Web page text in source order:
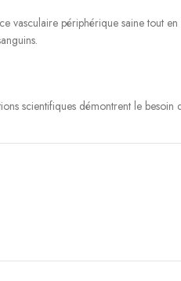
vasculaire périphérique saine tout
scientifiques démontrent le
et aide à lutter contre le stress